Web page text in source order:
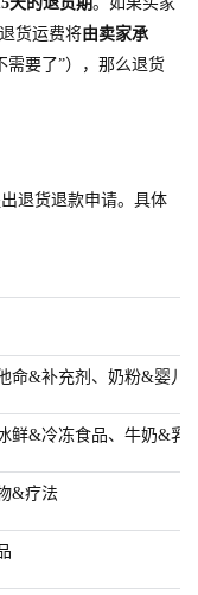
货运费将由卖家承
需要了”），那么退货
退货退款申请。具体
命&补充剂、奶粉&婴儿
鲜&冷冻食品、牛奶&乳
&疗法